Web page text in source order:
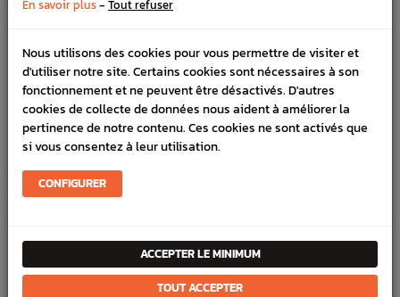
VÉHICULES COMPATIBLE
Référence :1528
En stock : 22
FICHE TECHNIQUE
Carrosserie
Pièces origine constructeur
DANSLA MÊME
CATÉGORIE
En savoir plus- Tout refuser
Nous utilisons des cookies pour vous permettre de visiter et
d'utiliser notre site. Certains cookies sont nécessaires à son
fonctionnement et ne peuvent être désactivés. D'autres
cookies de collecte de données nous aident à améliorer la
pertinence de notre contenu. Ces cookies ne sont activés que
si vous consentez à leur utilisation.
CONFIGURER
ACCEPTER LE MINIMUM
TOUT ACCEPTER